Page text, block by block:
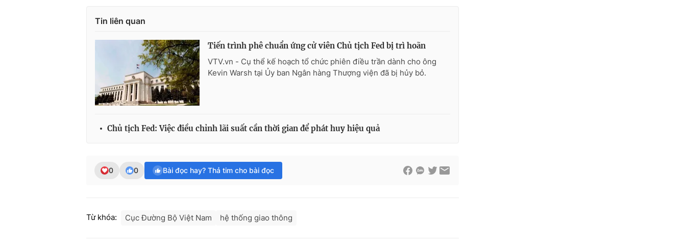
Tin liên quan
Tiến trình phê chuẩn ứng cử viên Chủ tịch Fed bị trì hoãn
VTV.vn - Cụ thể kế hoạch tổ chức phiên điều trần dành cho ông
Kevin Warsh tại Ủy ban Ngân hàng Thượng viện đã bị hủy bỏ.
Chủ tịch Fed: Việc điều chỉnh lãi suất cần thời gian để phát huy hiệu quả
0 0 Bài đọc hay? Thả tim cho bài đọc
Từ khóa: Cục Đường Bộ Việt Nam hệ thống giao thông